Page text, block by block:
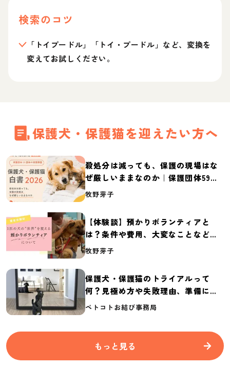
検索のコツ
「トイプードル」「トイ・プードル」など、変換を
変えてお試しください。
保護犬・保護猫を迎えたい方へ
殺処分は減っても、保護の現場はな
ぜ厳しいままなのか｜保護団体59団
体の実態調査【保護犬・保護猫白書
牧野芽子
【体験談】預かりボランティアと
は？条件や費用、大変なことなど紹
介
牧野芽子
保護犬・保護猫のトライアルって
何？見極め方や失敗理由、準備に必
要なものを紹介
ペトコトお結び事務局
もっと見る